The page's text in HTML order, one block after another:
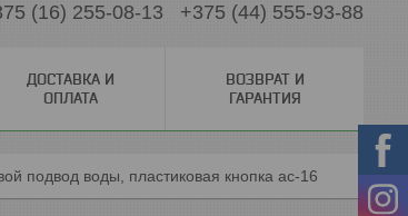
(16) 255-08-13 +375 (44) 555-93-88
ДОСТАВКА И
ОПЛАТА
ВОЗВРАТ И
ГАРАНТИЯ
подвод воды, пластиковая кнопка ас-16